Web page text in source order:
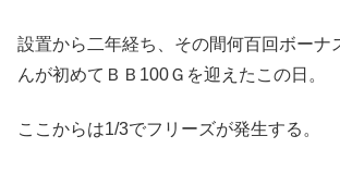
設置から二年経ち、その間何百回ボーナ
んが初めてＢＢ100Ｇを迎えたこの日。
ここからは1/3でフリーズが発生する。